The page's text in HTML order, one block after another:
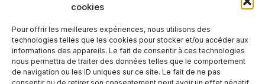
cookies
Pour offrir les meilleures expériences, nous utilisons des
technologies telles que les cookies pour stocker et/ou accéder aux
informations des appareils. Le fait de consentir à ces technologies
nous permettra de traiter des données telles que le comportement
de navigation ou les ID uniques sur ce site. Le fait de ne pas
e de
conduite
plus sûre
et plus